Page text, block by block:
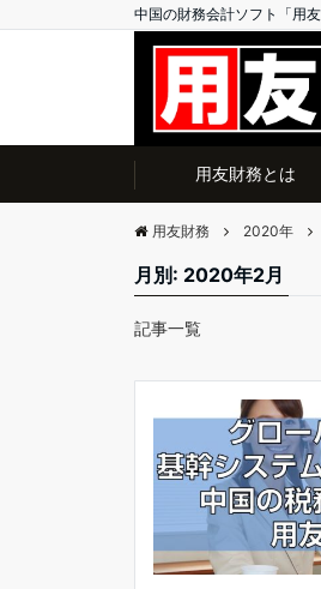
中国の財務会計ソフト「用
用友財務とは
用友財務 2020年
月別: 2020年2月
記事一覧